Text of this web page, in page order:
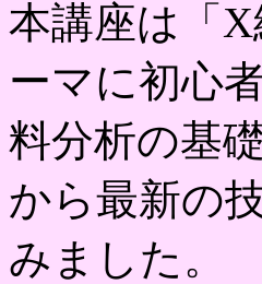
本講座は「
ーマに初心
料分析の基礎
から最新の
みました。